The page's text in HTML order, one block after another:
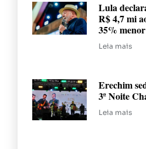
Lula
R$ 4,7 mi
35%
Leia mais
Erechim
3ª Noite
Leia mais